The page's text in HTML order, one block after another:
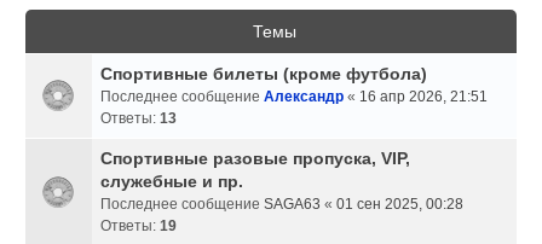
Темы
Спортивные билеты (кроме футбола)
Последнее сообщениеАлександр « 16 апр 2026, 21:51
Ответы:13
Спортивные разовые пропуска, VIP,
служебные и пр.
Последнее сообщениеSAGA63 «01 сен 2025, 00:28
Ответы:19